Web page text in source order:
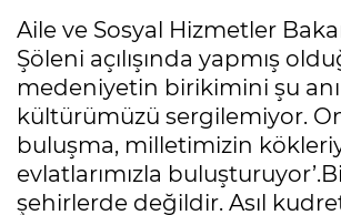
Aile ve Sosyal Hizmetler
Şöleni açılışında yapmış
medeniyetin birikimini şu
kültürümüzü sergilemiyor.
buluşma, milletimizin
evlatlarımızla
şehirlerde değildir. Asıl